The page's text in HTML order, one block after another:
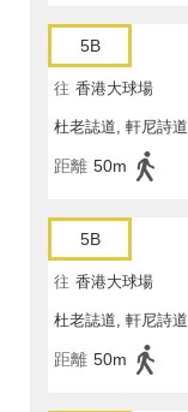
5B
往 香港大球場
杜老誌道, 軒尼詩道
距離 50m
5B
往 香港大球場
杜老誌道, 軒尼詩道
距離 50m